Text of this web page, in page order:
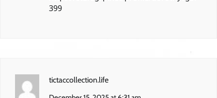
399
tictaccollection.life